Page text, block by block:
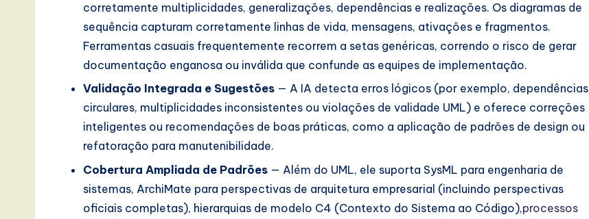
corretamente multiplicidades, generalizações, dependências e realizações. Os diagramas de
sequência capturam corretamente linhas de vida, mensagens, ativações e fragmentos.
Ferramentas casuais frequentemente recorrem a setas genéricas, correndo o risco de gerar
documentação enganosa ou inválida que confunde as equipes de implementação.
Validação Integrada e Sugestões — A IA detecta erros lógicos (por exemplo, dependências
circulares, multiplicidades inconsistentes ou violações de validade UML) e oferece correções
inteligentes ou recomendações de boas práticas, como a aplicação de padrões de design ou
refatoração para manutenibilidade.
Cobertura Ampliada de Padrões — Além do UML, ele suporta SysML para engenharia de
sistemas, ArchiMate para perspectivas de arquitetura empresarial (incluindo perspectivas
oficiais completas), hierarquias de modelo C4 (Contexto do Sistema ao Código),processos